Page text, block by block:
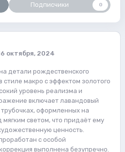
Подписчики 0
октября, 2024
детали рождественского
стиле макро с эффектом золотого
уровень реализма и
включает лавандовый
оформленных на
светом, что придаёт ему
ценность.
с особой
выполнена безупречно.